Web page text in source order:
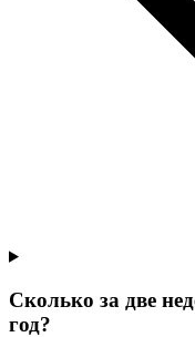
Сколько за две
год?